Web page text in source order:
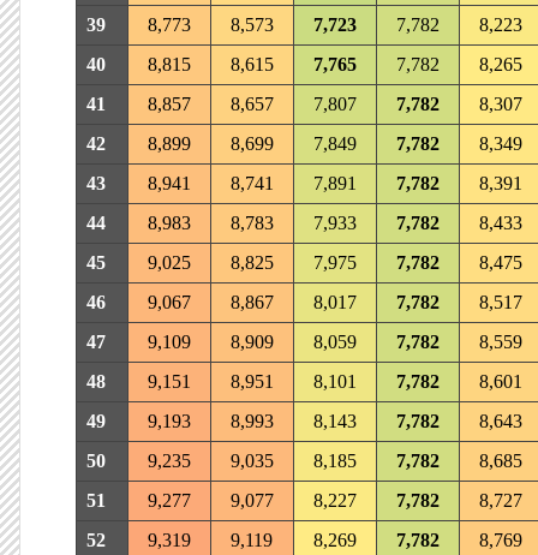
39
8,773 8,573 7,723 7,782
8,223
40
8,815 8,615 7,765 7,782
8,265
41
8,857 8,657 7,807 7,782
8,307
42
8,899 8,699 7,849 7,782
8,349
43
8,941 8,741 7,891 7,782
8,391
44
8,983 8,783 7,933 7,782
8,433
45
9,025 8,825 7,975 7,782
8,475
46
9,067 8,867 8,017 7,782
8,517
47
9,109 8,909 8,059 7,782
8,559
48
9,151 8,951 8,101 7,782
8,601
49
9,193 8,993 8,143 7,782
8,643
50
9,235 9,035 8,185 7,782
8,685
51
9,277 9,077 8,227 7,782
8,727
52
9,319 9,119 8,269 7,782
8,769